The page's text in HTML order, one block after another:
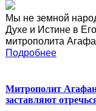
Мы не земной
Духе и Истине в
митрополита
Подробнее
Митрополит
заставляют